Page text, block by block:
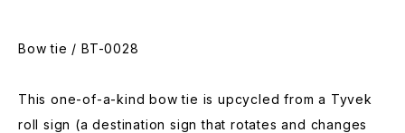
Bow tie / BT-0028
This one-of-a-kind bow tie is upcycled from a Tyvek
roll sign (a destination sign that rotates and changes